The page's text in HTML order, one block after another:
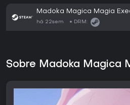
Madoka Magica Magia
há 22sem DRM:
Sobre Madoka Magica